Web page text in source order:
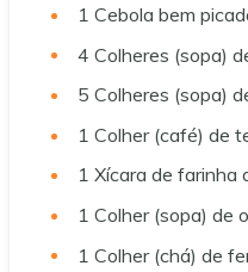
1 Cebola bem
4 Colheres (sopa)
5 Colheres (sopa)
1 Colher (café) de
1 Xícara de farinha
1 Colher (sopa) de
1 Colher (chá) de